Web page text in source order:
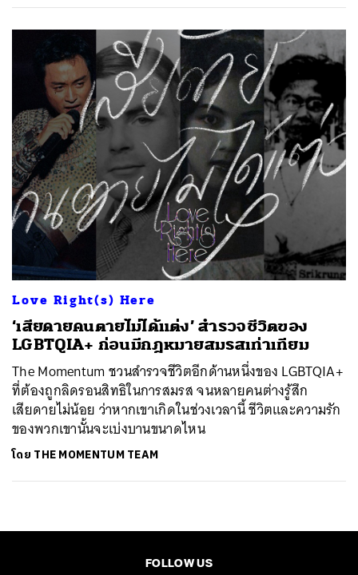
Love Right(s) Here
‘เสียดายคนตายไม่ได้แต่ง’ สำรวจชีวิตของ
LGBTQIA+ ก่อนมีกฎหมายสมรสเท่าเทียม
The Momentum ชวนสำรวจชีวิตอีกด้านหนึ่งของ LGBTQIA+
ที่ต้องถูกลิดรอนสิทธิในการสมรส จนหลายคนต่างรู้สึก
เสียดายไม่น้อย ว่าหากเขาเกิดในช่วงเวลานี้ ชีวิตและความรัก
ของพวกเขานั้นจะเบ่งบานขนาดไหน
โดย THE MOMENTUM TEAM
FOLLOW US